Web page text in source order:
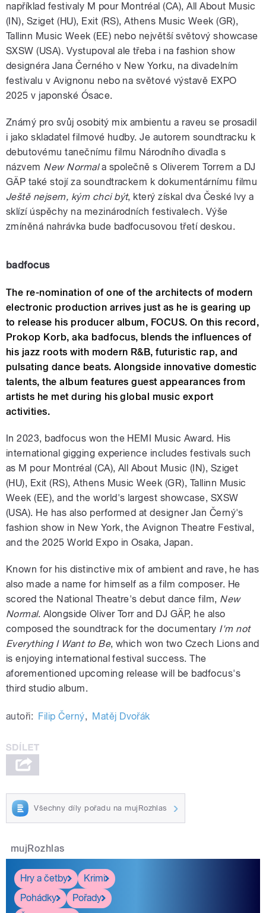
například festivaly M pour Montréal (CA), All About Music
(IN), Sziget (HU), Exit (RS), Athens Music Week (GR),
Tallinn Music Week (EE) nebo největší světový showcase
SXSW (USA). Vystupoval ale třeba i na fashion show
designéra Jana Černého v New Yorku, na divadelním
festivalu v Avignonu nebo na světové výstavě EXPO
2025 v japonské Ósace.
Známý pro svůj osobitý mix ambientu a raveu se prosadil
i jako skladatel filmové hudby. Je autorem soundtracku k
debutovému tanečnímu filmu Národního divadla s
názvem New Normala společně s Oliverem Torrem a DJ
GÄP také stojí za soundtrackem k dokumentárnímu filmu
Ještě nejsem, kým chci být, který získal dva České lvy a
sklízí úspěchy na mezinárodních festivalech. Výše
zmíněná nahrávka bude badfocusovou třetí deskou.
badfocus
The re-nomination of one of the architects of modern
electronic production arrives just as he is gearing up
to release his producer album, FOCUS. On this record,
Prokop Korb, aka badfocus, blends the influences of
his jazz roots with modern R&B, futuristic rap, and
pulsating dance beats. Alongside innovative domestic
talents, the album features guest appearances from
artists he met during his global music export
activities.
In 2023, badfocus won the HEMI Music Award. His
international gigging experience includes festivals such
as M pour Montréal (CA), All About Music (IN), Sziget
(HU), Exit (RS), Athens Music Week (GR), Tallinn Music
Week (EE), and the world's largest showcase, SXSW
(USA). He has also performed at designer Jan Černý's
fashion show in New York, the Avignon Theatre Festival,
and the 2025 World Expo in Osaka, Japan.
Known for his distinctive mix of ambient and rave, he has
also made a name for himself as a film composer. He
scored the National Theatre's debut dance film, New
Normal. Alongside Oliver Torr and DJ GÄP, he also
composed the soundtrack for the documentary I'm not
Everything I Want to Be, which won two Czech Lions and
is enjoying international festival success. The
aforementioned upcoming release will be badfocus's
third studio album.
autoři: Filip Černý, Matěj Dvořák
Všechny díly pořadu na mujRozhlas
mujRozhlas
Hry a četby
Krimi
Pohádky
Pořady